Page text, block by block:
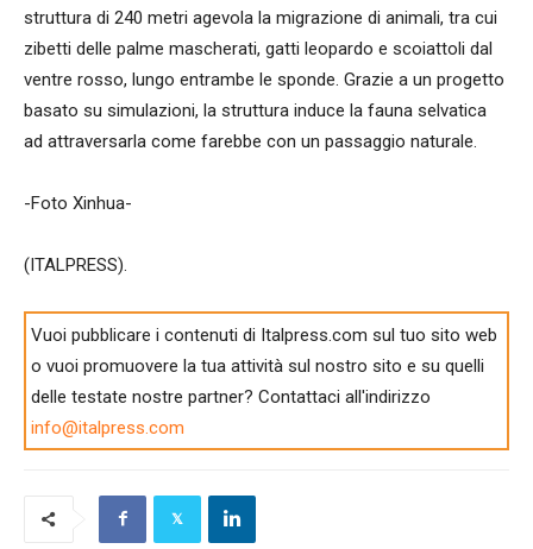
struttura di 240 metri agevola la migrazione di animali, tra cui
zibetti delle palme mascherati, gatti leopardo e scoiattoli dal
ventre rosso, lungo entrambe le sponde. Grazie a un progetto
basato su simulazioni, la struttura induce la fauna selvatica
ad attraversarla come farebbe con un passaggio naturale.
-Foto Xinhua-
(ITALPRESS).
Vuoi pubblicare i contenuti di Italpress.com sul tuo sito web
o vuoi promuovere la tua attività sul nostro sito e su quelli
delle testate nostre partner? Contattaci all'indirizzo
info@italpress.com